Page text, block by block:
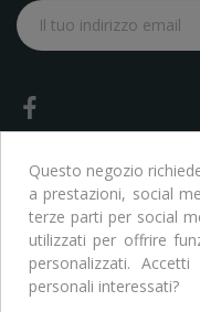
Copyright © Libreria
Questo negozio
a prestazioni, social
terze parti per social
utilizzati per offrire
personalizzati.
personali interessati?